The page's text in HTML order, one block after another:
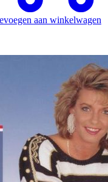
aan winkelwagen